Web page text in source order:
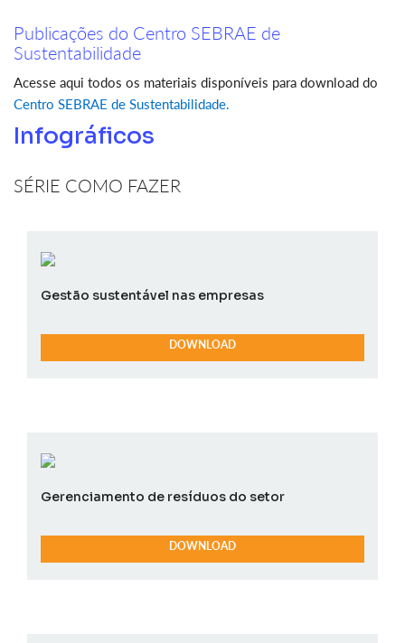
Publicações do Centro SEBRAE de
Sustentabilidade
Acesse aqui todos os materiais disponíveis para download do
Centro SEBRAE de Sustentabilidade.
Infográficos
SÉRIE COMO FAZER
Gestão sustentável nas empresas
DOWNLOAD
Gerenciamento de resíduos do setor
DOWNLOAD